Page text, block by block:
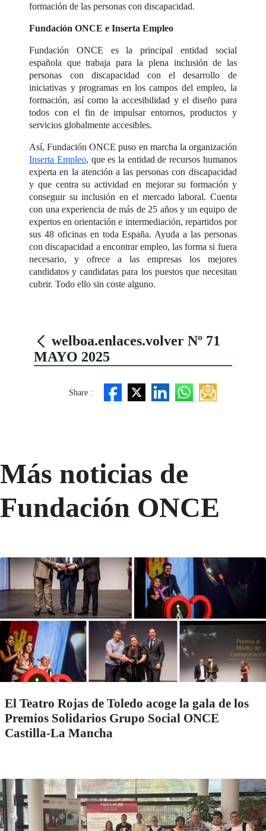
formación de las personas con discapacidad.
Fundación ONCE e Inserta Empleo
Fundación ONCE es la principal entidad social
española que trabaja para la plena inclusión de las
personas con discapacidad con el desarrollo de
iniciativas y programas en los campos del empleo, la
formación, así como la accesibilidad y el diseño para
todos con el fin de impulsar entornos, productos y
servicios globalmente accesibles.
Así, Fundación ONCE puso en marcha la organización
Inserta Empleo, que es la entidad de recursos humanos
experta en la atención a las personas con discapacidad
y que centra su actividad en mejorar su formación y
conseguir su inclusión en el mercado laboral. Cuenta
con una experiencia de más de 25 años y un equipo de
expertos en orientación e intermediación, repartidos por
sus 48 oficinas en toda España. Ayuda a las personas
con discapacidad a encontrar empleo, las forma si fuera
necesario, y ofrece a las empresas los mejores
candidatos y candidatas para los puestos que necesitan
cubrir. Todo ello sin coste alguno.
welboa.enlaces.volver Nº 71
MAYO 2025
Share :
Más noticias de
Fundación ONCE
El Teatro Rojas de Toledo acoge la gala de los
Premios Solidarios Grupo Social ONCE
Castilla-La Mancha